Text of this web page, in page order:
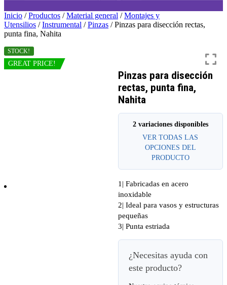
Inicio /Productos /Material general /Montajes y
Utensilios /Instrumental /Pinzas / Pinzas para disección rectas,
punta fina, Nahita
STOCK!
GREAT PRICE!
Pinzas para disección
rectas, punta fina,
Nahita
2 variaciones disponibles
VER TODAS LAS
OPCIONES DEL
PRODUCTO
1| Fabricadas en acero
inoxidable
2| Ideal para vasos y estructuras
pequeñas
3| Punta estriada
¿Necesitas ayuda con
este producto?